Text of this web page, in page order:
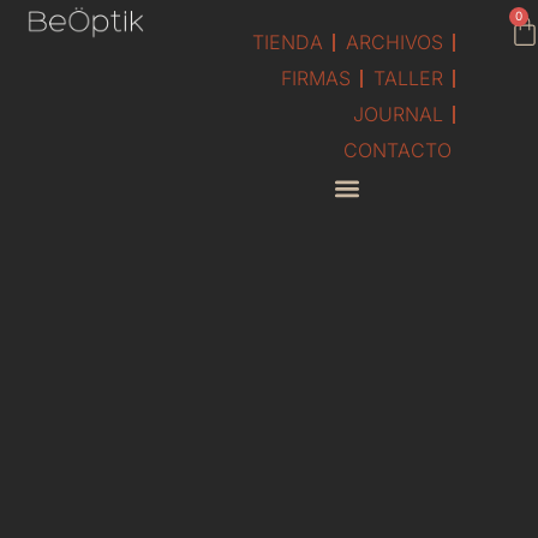
contenido
TIENDA
ARCHIVOS
FIRMAS
TALLER
JOURNAL
CONTACTO
0